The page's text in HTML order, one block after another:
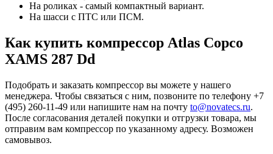
На роликах - самый компактный вариант.
На шасси с ПТС или ПСМ.
Как купить компрессор Atlas Copco
XAMS 287 Dd
Подобрать и заказать компрессор вы можете у нашего
менеджера. Чтобы связаться с ним, позвоните по телефону +7
(495) 260-11-49 или напишите нам на почту to@novatecs.ru.
После согласования деталей покупки и отгрузки товара, мы
отправим вам компрессор по указанному адресу. Возможен
самовывоз.